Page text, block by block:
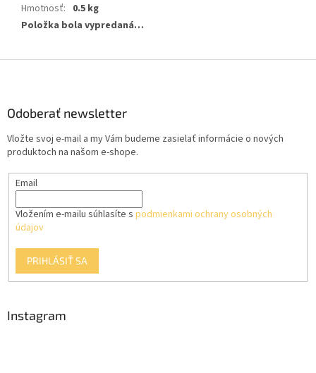
Hmotnosť: 0.5 kg
Položka bola vypredaná…
Odoberať newsletter
Vložte svoj e-mail a my Vám budeme zasielať informácie o nových
produktoch na našom e-shope.
Email
Vložením e-mailu súhlasíte s podmienkami ochrany osobných
údajov
PRIHLÁSIŤ SA
Instagram